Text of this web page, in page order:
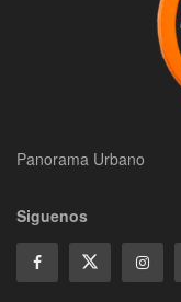
Panorama Urbano
Siguenos